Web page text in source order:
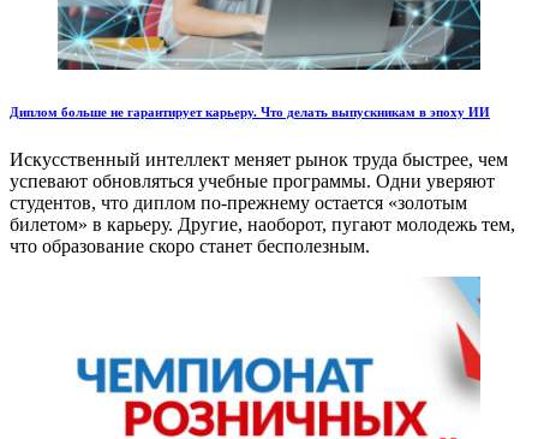
Диплом больше не гарантирует карьеру. Что делать выпускникам в эпоху ИИ
Искусственный интеллект меняет рынок труда быстрее, чем
успевают обновляться учебные программы. Одни уверяют
студентов, что диплом по-прежнему остается «золотым
билетом» в карьеру. Другие, наоборот, пугают молодежь тем,
что образование скоро станет бесполезным.